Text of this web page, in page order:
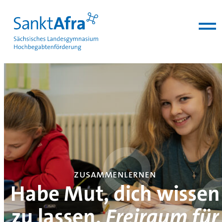
zusammenlernen
Habe Mut, dich wissen